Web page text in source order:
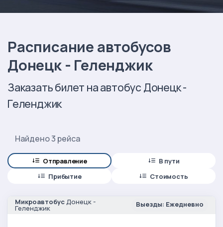
Расписание автобусов
Донецк - Геленджик
Заказать билет на автобус Донецк -
Геленджик
Найдено 3 рейса
Отправление
В пути
Прибытие
Стоимость
МикроавтобусДонецк -
Геленджик Выезды: Ежедневно